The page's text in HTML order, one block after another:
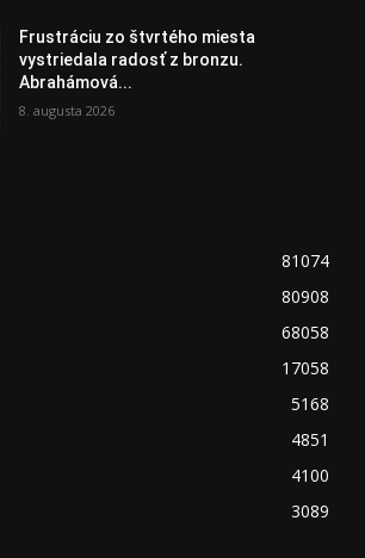
Frustráciu zo štvrtého miesta
vystriedala radosť z bronzu.
Abrahámová...
8. augusta 2026
81074
80908
68058
17058
5168
4851
4100
3089